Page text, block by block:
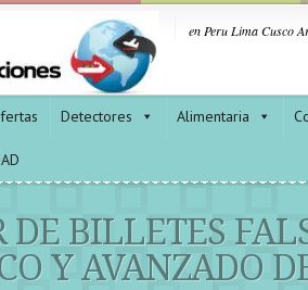
en Peru Lima Cusco
Detectores Alimentaria
DE BILLETES
Y AVANZADO